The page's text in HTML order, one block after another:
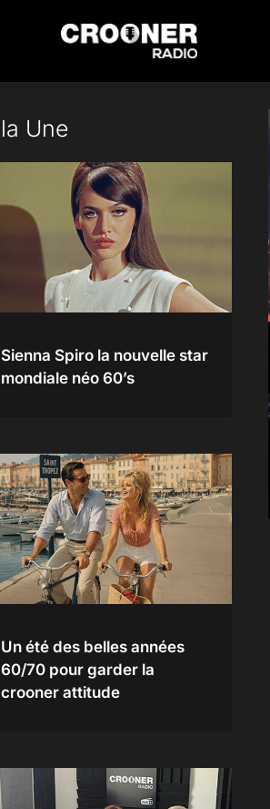
Une
Sienna Spiro la nouvelle star
mondiale néo 60’s
Un été des belles années
60/70 pour garder la
crooner attitude